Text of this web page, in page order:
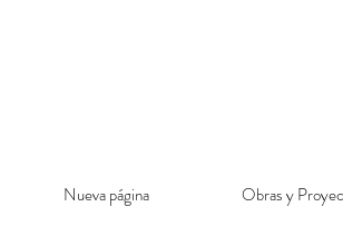
Nueva página Obras y